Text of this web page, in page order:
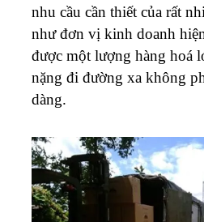
nhu cầu cần thiết của rất
như đơn vị kinh doanh
được một lượng hàng hoá
nặng đi đường xa không
dàng.